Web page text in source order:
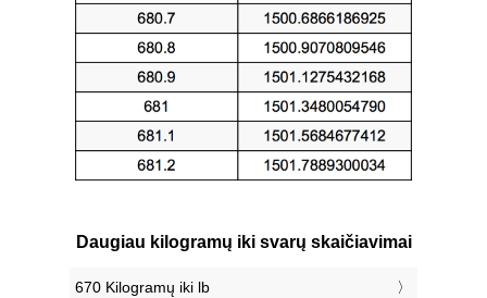
Daugiau kilogramų iki svarų skaičiavimai
670 Kilogramų iki lb